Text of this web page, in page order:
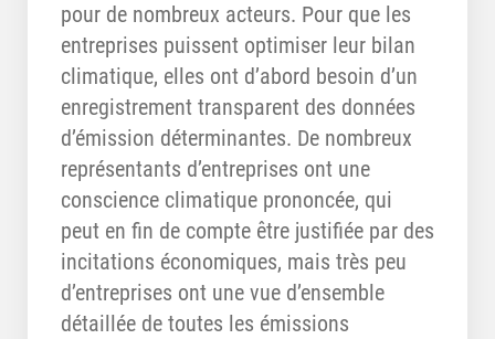
pour de nombreux acteurs. Pour que les
entreprises puissent optimiser leur bilan
climatique, elles ont d’abord besoin d’un
enregistrement transparent des données
d’émission déterminantes. De nombreux
représentants d’entreprises ont une
conscience climatique prononcée, qui
peut en fin de compte être justifiée par des
incitations économiques, mais très peu
d’entreprises ont une vue d’ensemble
détaillée de toutes les émissions